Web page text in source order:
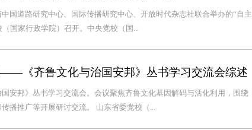
国道路研究中心、国际传播研究中心、开放时代杂志社联合举办的“自主
国家行政学院）召开。中央党校（国...
《齐鲁文化与治国安邦》丛书学习交流会综述
安邦》丛书学习交流会。会议聚焦齐鲁文化基因解码与活化利用，围绕
播推广等开展研讨交流。 山东省委党校（...